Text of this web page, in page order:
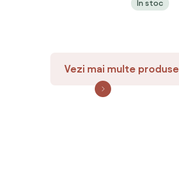
cmÎn stoc
Vezi mai multe produse